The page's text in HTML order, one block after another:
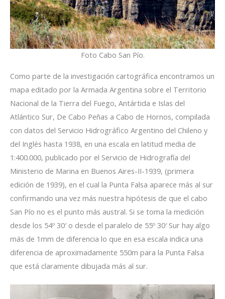
Foto Cabo San Pío.
Como parte de la investigación cartográfica encontramos un
mapa editado por la Armada Argentina sobre el Territorio
Nacional de la Tierra del Fuego, Antártida e Islas del
Atlántico Sur, De Cabo Peñas a Cabo de Hornos, compilada
con datos del Servicio Hidrográfico Argentino del Chileno y
del Inglés hasta 1938, en una escala en latitud media de
1:400.000, publicado por el Servicio de Hidrografía del
Ministerio de Marina en Buenos Aires-II-1939, (primera
edición de 1939), en el cual la Punta Falsa aparece más al sur
confirmando una vez más nuestra hipótesis de que el cabo
San Pío no es el punto más austral. Si se toma la medición
desde los 54º 30′ o desde el paralelo de 55º 30′ Sur hay algo
más de 1mm de diferencia lo que en esa escala indica una
diferencia de aproximadamente 550m para la Punta Falsa
que está claramente dibujada más al sur.